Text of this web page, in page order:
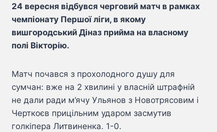
24 вересня відбувся черговий матч в рамках
чемпіонату Першої ліги, в якому
вишгородський Діназ прийма на власному
полі Вікторію.
Матч почався з прохолодного душу для
сумчан: вже на 2 хвилині у власній штрафній
не дали ради м’ячу Ульянов з Новотрясовим і
Черткоєв прицільним ударом засмутив
голкіпера Литвиненка. 1-0.